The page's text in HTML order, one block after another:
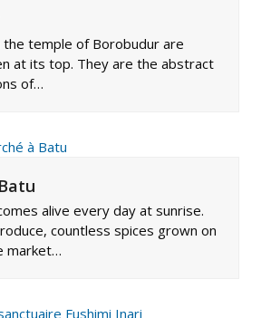
the temple of Borobudur are
at its top. They are the abstract
of…
alive every day at sunrise.
countless spices grown on
market…